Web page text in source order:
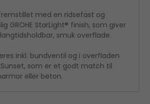
med en ridsefast og
GROHE StarLight® finish, som giver
smuk overflade.
inkl. bundventil og i overfladen
som er et godt match til
eller beton.